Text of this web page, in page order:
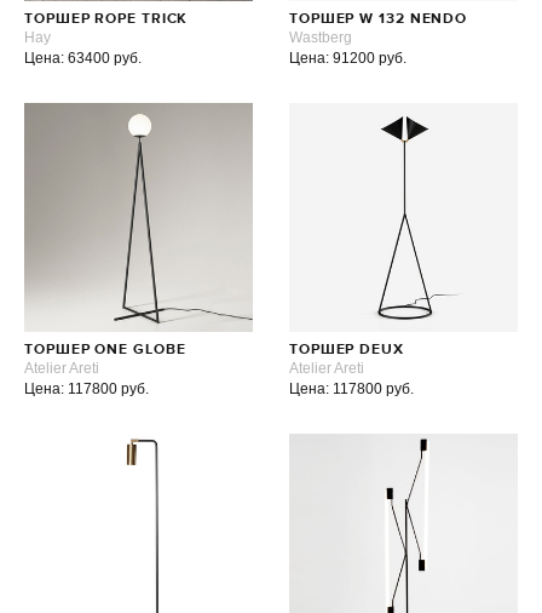
ТОРШЕР ROPE TRICK
Hay
Цена: 63400 руб.
ТОРШЕР W 132 NENDO
Wastberg
Цена: 91200 руб.
ТОРШЕР ONE GLOBE
Atelier Areti
Цена: 117800 руб.
ТОРШЕР DEUX
Atelier Areti
Цена: 117800 руб.